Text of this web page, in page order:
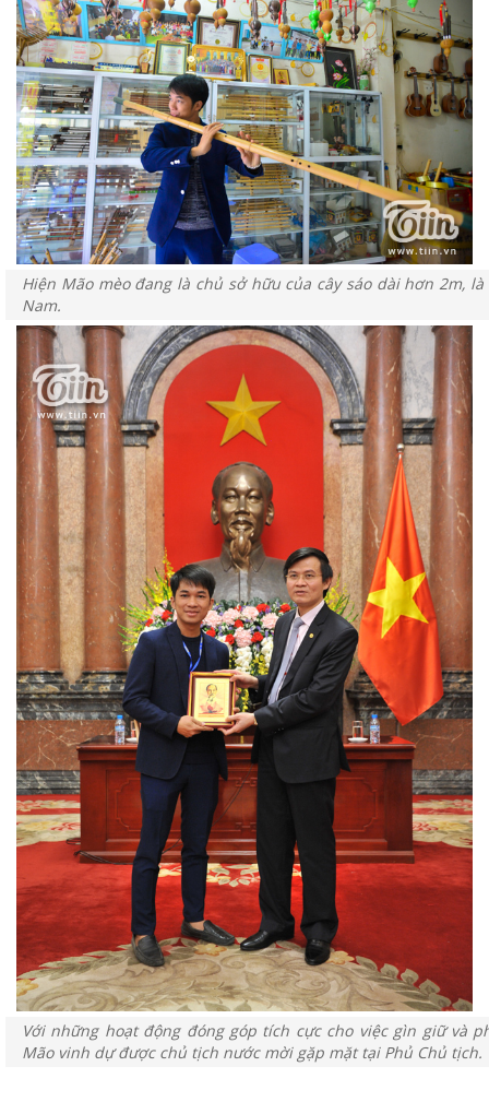
Hiện Mão mèo đang là chủ sở hữu của cây sáo dài hơn 2m,
Nam.
Với những hoạt động đóng góp tích cực cho việc gìn giữ và
Mão vinh dự được chủ tịch nước mời gặp mặt tại Phủ Chủ tịch.